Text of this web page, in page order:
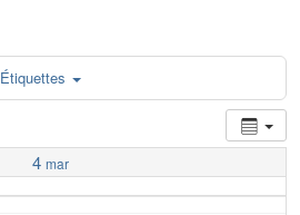
Étiquettes
4 mar